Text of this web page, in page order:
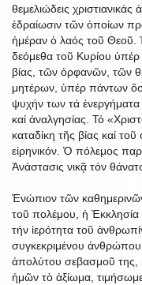
θεμελιώδεις
ἑδραίωσιν τῶν ὁποίων
ἡμέραν ὁ λαός τοῦ Θεοῦ.
δεόμεθα τοῦ Κυρίου
βίας, τῶν ὀρφανῶν, τῶν
μητέρων, ὑπέρ πάντων
ψυχήν των τά
καί ἀναλγησίας. Τό
καταδίκη τῆς βίας καί
εἰρηνικόν. Ὁ πόλεμος
Ἀνάστασις νικᾷ τόν
Ἐνώπιον τῶν
τοῦ πολέμου, ἡ Ἐκκλησία
τήν ἱερότητα τοῦ
συγκεκριμένου
ἀπολύτου σεβασμοῦ της,
ἡμῶν τὸ ἀξίωμα,